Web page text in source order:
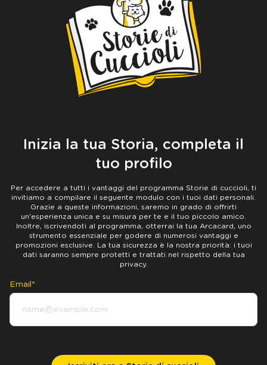
Inizia la tua Storia, completa il
tuo profilo
Per accedere a tutti i vantaggi del programma Storie di cuccioli, ti
invitiamo a compilare il seguente modulo con i tuoi dati personali.
Grazie a queste informazioni, saremo in grado di offrirti
un'esperienza unica e su misura per te e il tuo piccolo amico.
Inoltre, iscrivendoti al programma, otterrai la tua Arcacard, uno
strumento essenziale per godere di numerosi vantaggi e
promozioni esclusive. La tua sicurezza è la nostra priorità: i tuoi
dati saranno sempre protetti e trattati nel rispetto della tua
privacy.
Email*